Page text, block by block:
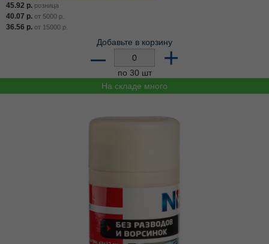
45.92 р. розница
40.07 р. от 5000 р.
36.56 р. от 15000 р.
Добавьте в корзину
– +
по 30 шт
На складе много